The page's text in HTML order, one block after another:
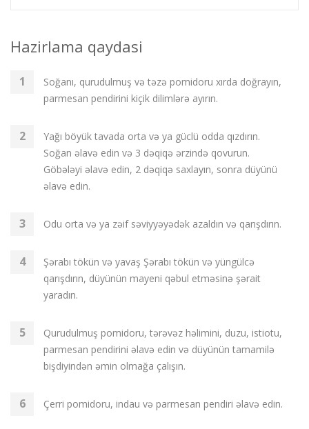
Hazirlama qaydasi
Soğanı, qurudulmuş və təzə pomidoru xırda doğrayın,
parmesan pendirini kiçik dilimlərə ayırın.
Yağı böyük tavada orta və ya güclü odda qızdırın.
Soğan əlavə edin və 3 dəqiqə ərzində qovurun.
Göbələyi əlavə edin, 2 dəqiqə saxlayın, sonra düyünü
əlavə edin.
Odu orta və ya zəif səviyyəyədək azaldın və qarışdırın.
Şərabı tökün və yavaş Şərabı tökün və yüngülcə
qarışdırın, düyünün mayeni qəbul etməsinə şərait
yaradın.
Qurudulmuş pomidoru, tərəvəz həlimini, duzu, istiotu,
parmesan pendirini əlavə edin və düyünün tamamilə
bişdiyindən əmin olmağa çalışın.
Çerri pomidoru, indau və parmesan pendiri əlavə edin.